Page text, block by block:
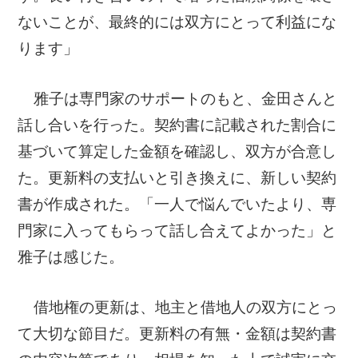
ないことが、最終的には双方にとって利益にな
ります」
雅子は専門家のサポートのもと、金田さんと
話し合いを行った。契約書に記載された割合に
基づいて算定した金額を確認し、双方が合意し
た。更新料の支払いと引き換えに、新しい契約
書が作成された。「一人で悩んでいたより、専
門家に入ってもらって話し合えてよかった」と
雅子は感じた。
借地権の更新は、地主と借地人の双方にとっ
て大切な節目だ。更新料の有無・金額は契約書